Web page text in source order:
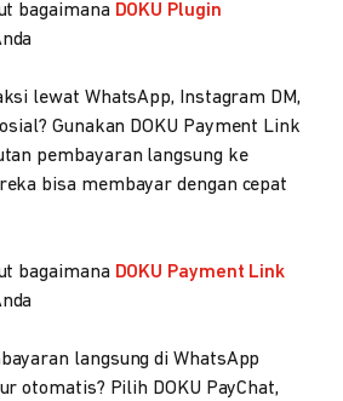
bagaimana DOKU Plugin
lewat WhatsApp, Instagram DM,
Gunakan DOKU Payment Link
pembayaran langsung ke
bisa membayar dengan cepat
bagaimana DOKU Payment Link
langsung di WhatsApp
otomatis? Pilih DOKU PayChat,